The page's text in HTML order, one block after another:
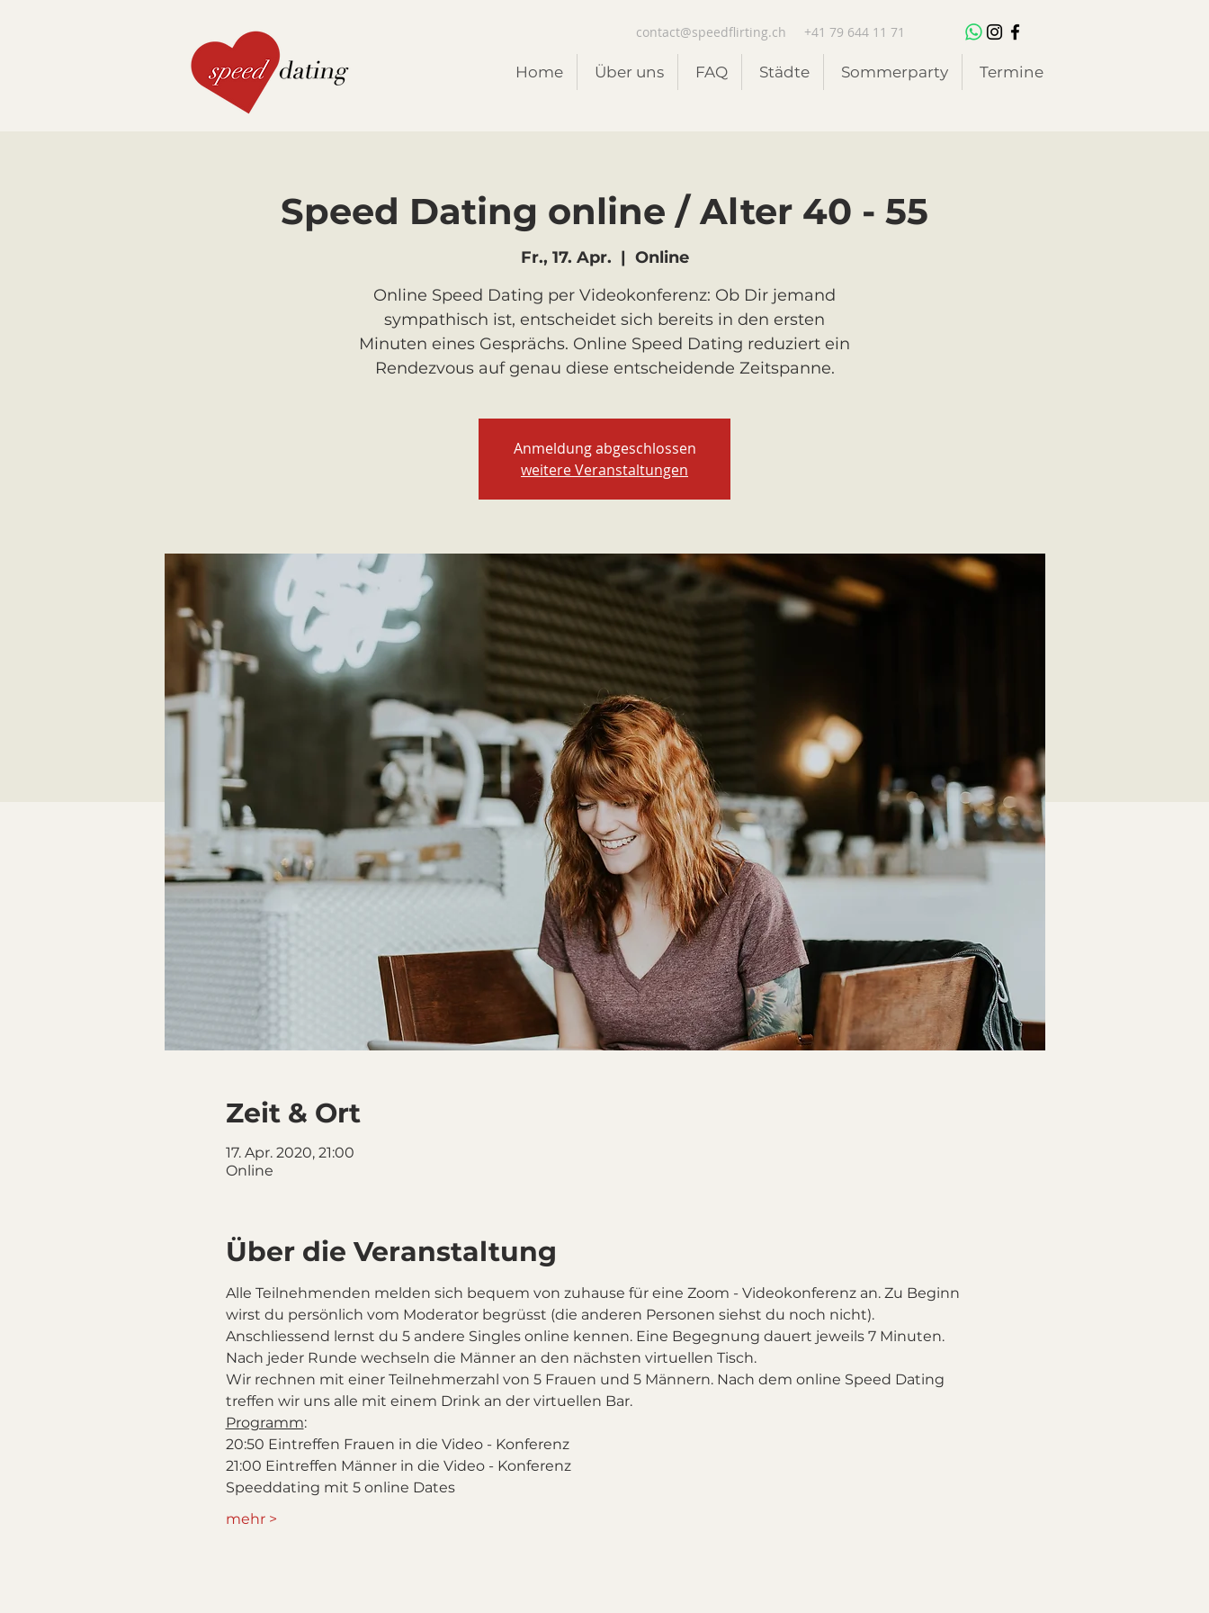
contact@speedflirting.ch +41 79 644 11 71
Home Über uns FAQ Städte Sommerparty Termine
Speed Dating online / Alter 40 - 55
Fr., 17. Apr.
  |
Online
Online Speed Dating per Videokonferenz: Ob Dir jemand
sympathisch ist, entscheidet sich bereits in den ersten
Minuten eines Gesprächs. Online Speed Dating reduziert ein
Rendezvous auf genau diese entscheidende Zeitspanne.
Anmeldung abgeschlossen
weitere Veranstaltungen
Zeit & Ort
17. Apr. 2020, 21:00
Online
Über die Veranstaltung
Alle Teilnehmenden melden sich bequem von zuhause für eine Zoom - Videokonferenz an. Zu Beginn
wirst du persönlich vom Moderator begrüsst (die anderen Personen siehst du noch nicht).
Anschliessend lernst du 5 andere Singles online kennen. Eine Begegnung dauert jeweils 7 Minuten.
Nach jeder Runde wechseln die Männer an den nächsten virtuellen Tisch.
Wir rechnen mit einer Teilnehmerzahl von 5 Frauen und 5 Männern. Nach dem online Speed Dating
treffen wir uns alle mit einem Drink an der virtuellen Bar.
Programm:
20:50 Eintreffen Frauen in die Video - Konferenz
21:00 Eintreffen Männer in die Video - Konferenz
Speeddating mit 5 online Dates
mehr >